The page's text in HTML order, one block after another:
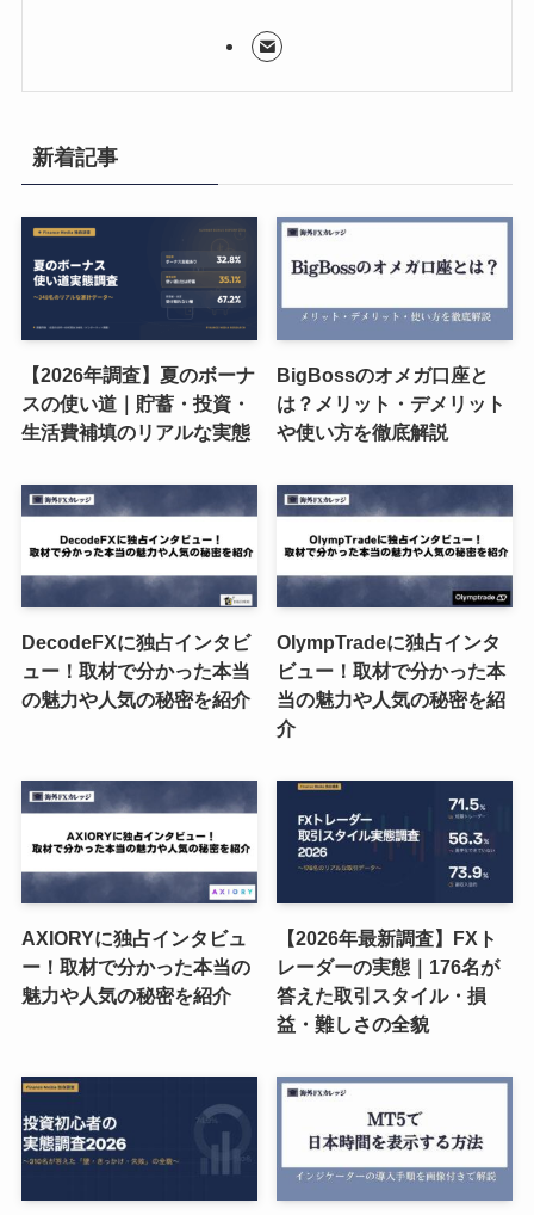
新着記事
【2026年調査】夏のボーナ
スの使い道｜貯蓄・投資・
生活費補填のリアルな実態
BigBossのオメガ口座と
は？メリット・デメリット
や使い方を徹底解説
DecodeFXに独占インタビ
ュー！取材で分かった本当
の魅力や人気の秘密を紹介
OlympTradeに独占インタ
ビュー！取材で分かった本
当の魅力や人気の秘密を紹
介
AXIORYに独占インタビュ
ー！取材で分かった本当の
魅力や人気の秘密を紹介
【2026年最新調査】FXト
レーダーの実態｜176名が
答えた取引スタイル・損
益・難しさの全貌